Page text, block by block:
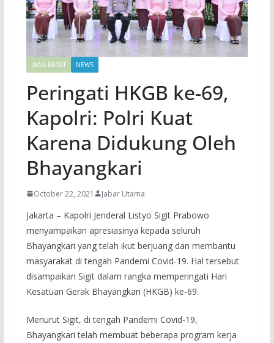
JAWA BARAT NEWS
Peringati HKGB ke-69,
Kapolri: Polri Kuat
Karena Didukung Oleh
Bhayangkari
October 22, 2021 Jabar Utama
Jakarta – Kapolri Jenderal Listyo Sigit Prabowo
menyampaikan apresiasinya kepada seluruh
Bhayangkari yang telah ikut berjuang dan membantu
masyarakat di tengah Pandemi Covid-19. Hal tersebut
disampaikan Sigit dalam rangka memperingati Hari
Kesatuan Gerak Bhayangkari (HKGB) ke-69.
Menurut Sigit, di tengah Pandemi Covid-19,
Bhayangkari telah membuat beberapa program kerja